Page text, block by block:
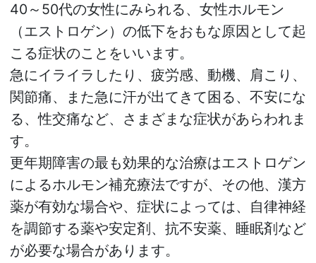
40～50代の女性にみられる、女性ホルモン
（エストロゲン）の低下をおもな原因として起
こる症状のことをいいます。
急にイライラしたり、疲労感、動機、肩こり、
関節痛、また急に汗が出てきて困る、不安にな
る、性交痛など、さまざまな症状があらわれま
す。
更年期障害の最も効果的な治療はエストロゲン
によるホルモン補充療法ですが、その他、漢方
薬が有効な場合や、症状によっては、自律神経
を調節する薬や安定剤、抗不安薬、睡眠剤など
が必要な場合があります。